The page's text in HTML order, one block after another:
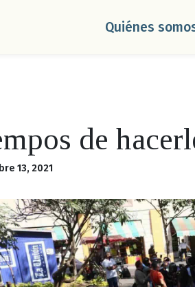
Quiénes
de
13, 2021